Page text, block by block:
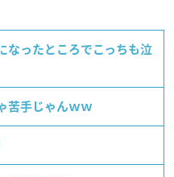
なったところでこっちも泣
苦手じゃんｗｗ